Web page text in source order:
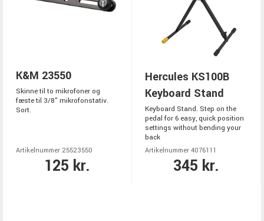
K&M 23550
Skinne til to mikrofoner og
fæste til 3/8" mikrofonstativ.
Sort.
Artikelnummer 25523550
125 kr.
Hercules KS100B
Keyboard Stand
Keyboard Stand. Step on the
pedal for 6 easy, quick position
settings without bending your
back
Artikelnummer 4076111
345 kr.